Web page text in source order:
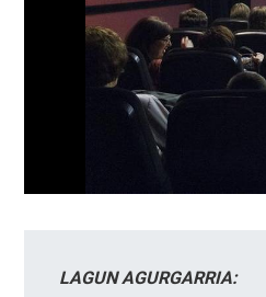
LAGUN AGURGARRIA: